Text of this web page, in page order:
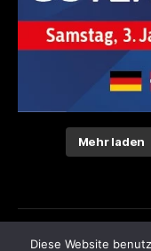
Mehr laden
© 2026Laufen
Diese Website